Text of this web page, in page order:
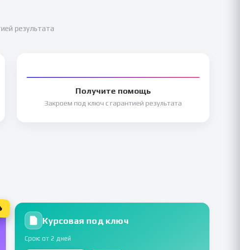
результата
Получите помощь
Закроем под ключ с гарантией результата
Курсовая под ключ
Срок: от 2 дней